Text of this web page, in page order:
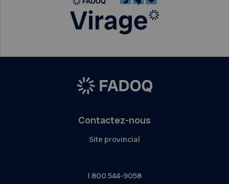
Contactez-nous
Site provincial
1 800 544-9058